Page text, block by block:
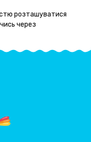
розташуватися
через